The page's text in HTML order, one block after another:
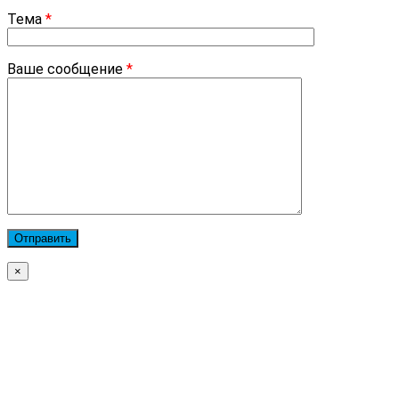
Тема *
Ваше сообщение *
×